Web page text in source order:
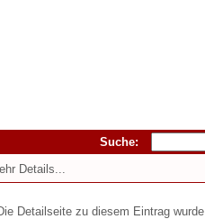
Suche:
Details...
Detailseite zu diesem Eintrag